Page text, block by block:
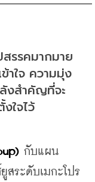
สรรคมากมาย
าใจ ความมุ่ง
งสำคัญที่จะ
ใจไว้
กับแผน
สระดับเมกะโปร